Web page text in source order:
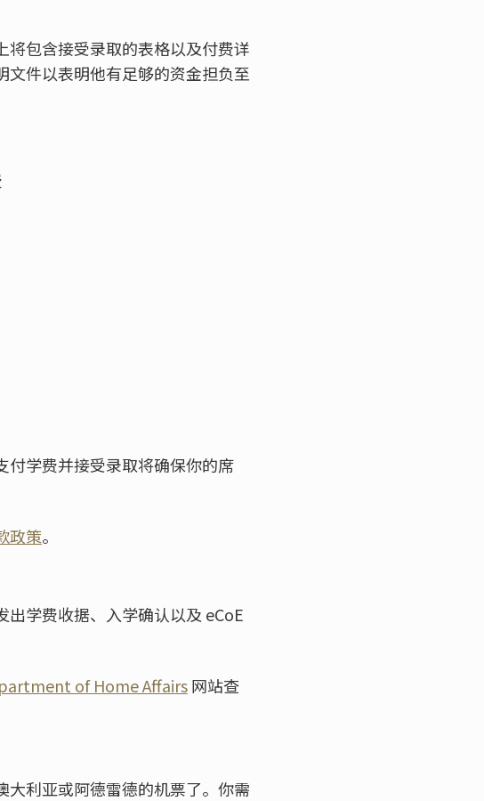
将包含接受录取的表格以及付费详
文件以表明他有足够的资金担负至
付学费并接受录取将确保你的席
政策。
学费收据、入学确认以及 eCoE
of Home Affairs网站查
大利亚或阿德雷德的机票了。你需